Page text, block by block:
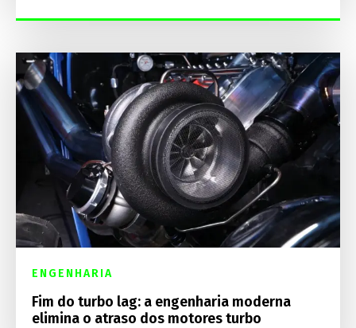
ENGENHARIA
Fim do turbo lag: a engenharia moderna
elimina o atraso dos motores turbo